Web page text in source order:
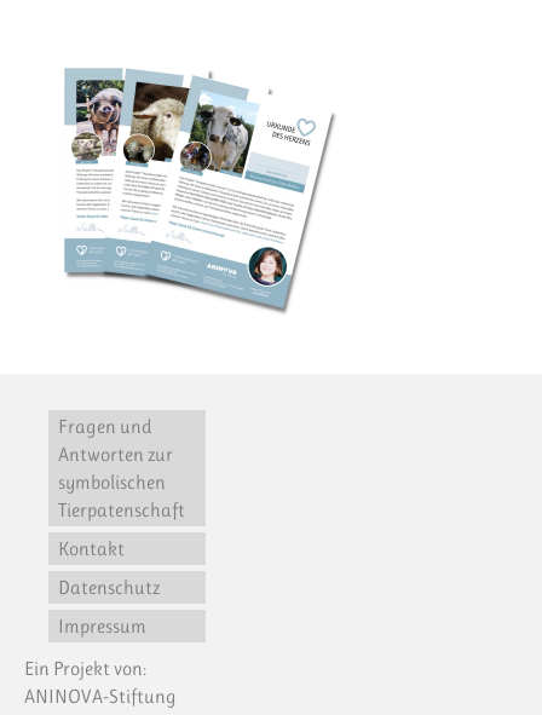
Fragen und
Antworten zur
symbolischen
Tierpatenschaft
Kontakt
Datenschutz
Impressum
Ein Projekt von:
ANINOVA-Stiftung